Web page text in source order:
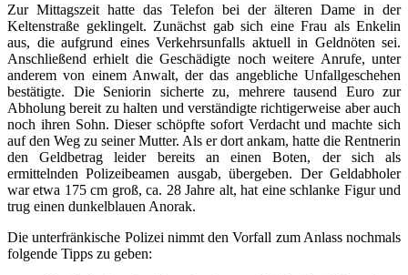
Zur Mittagszeit hatte das Telefon bei der älteren Dame in der
Keltenstraße geklingelt. Zunächst gab sich eine Frau als Enkelin
aus, die aufgrund eines Verkehrsunfalls aktuell in Geldnöten sei.
Anschließend erhielt die Geschädigte noch weitere Anrufe, unter
anderem von einem Anwalt, der das angebliche Unfallgeschehen
bestätigte. Die Seniorin sicherte zu, mehrere tausend Euro zur
Abholung bereit zu halten und verständigte richtigerweise aber auch
noch ihren Sohn. Dieser schöpfte sofort Verdacht und machte sich
auf den Weg zu seiner Mutter. Als er dort ankam, hatte die Rentnerin
den Geldbetrag leider bereits an einen Boten, der sich als
ermittelnden Polizeibeamen ausgab, übergeben. Der Geldabholer
war etwa 175 cm groß, ca. 28 Jahre alt, hat eine schlanke Figur und
trug einen dunkelblauen Anorak.
Die unterfränkische Polizei nimmt den Vorfall zum Anlass nochmals
folgende Tipps zu geben: